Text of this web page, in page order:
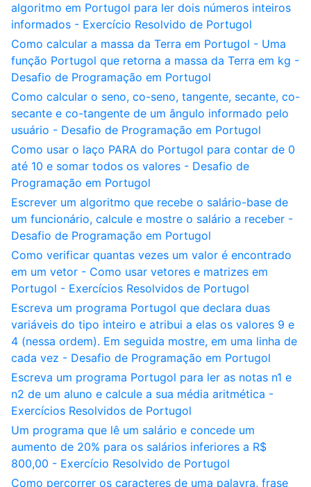
algoritmo em Portugol para ler dois números inteiros
informados - Exercício Resolvido de Portugol
Como calcular a massa da Terra em Portugol - Uma
função Portugol que retorna a massa da Terra em kg -
Desafio de Programação em Portugol
Como calcular o seno, co-seno, tangente, secante, co-
secante e co-tangente de um ângulo informado pelo
usuário - Desafio de Programação em Portugol
Como usar o laço PARA do Portugol para contar de 0
até 10 e somar todos os valores - Desafio de
Programação em Portugol
Escrever um algoritmo que recebe o salário-base de
um funcionário, calcule e mostre o salário a receber -
Desafio de Programação em Portugol
Como verificar quantas vezes um valor é encontrado
em um vetor - Como usar vetores e matrizes em
Portugol - Exercícios Resolvidos de Portugol
Escreva um programa Portugol que declara duas
variáveis do tipo inteiro e atribui a elas os valores 9 e
4 (nessa ordem). Em seguida mostre, em uma linha de
cada vez - Desafio de Programação em Portugol
Escreva um programa Portugol para ler as notas n1 e
n2 de um aluno e calcule a sua média aritmética -
Exercícios Resolvidos de Portugol
Um programa que lê um salário e concede um
aumento de 20% para os salários inferiores a R$
800,00 - Exercício Resolvido de Portugol
Como percorrer os caracteres de uma palavra, frase